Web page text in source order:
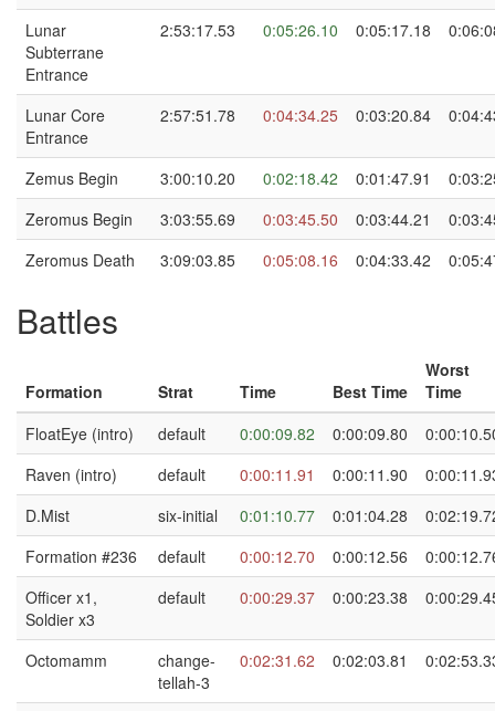
Lunar
Subterrane
Entrance
2:53:17.53 0:05:26.10 0:05:17.18
Lunar Core
Entrance
2:57:51.78 0:04:34.25 0:03:20.84
Zemus Begin 3:00:10.20 0:02:18.42 0:01:47.91
Zeromus Begin
3:03:55.69 0:03:45.50 0:03:44.21
Zeromus Death
3:09:03.85 0:05:08.16 0:04:33.42
Battles
Formation Strat Time Best Time
Worst
Time
FloatEye (intro)
default 0:00:09.82 0:00:09.80
Raven (intro)
default 0:00:11.91 0:00:11.90
D.Mist
six-initial 0:01:10.77 0:01:04.28
Formation #236
default 0:00:12.70 0:00:12.56
Officer x1,
Soldier x3
default 0:00:29.37 0:00:23.38
Octomamm
change-
tellah-3
0:02:31.62 0:02:03.81